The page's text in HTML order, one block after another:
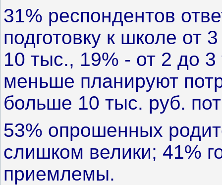
31% респондентов
подготовку к школе от
10 тыс., 19% - от 2 до
меньше планируют
больше 10 тыс. руб.
53% опрошенных
слишком велики; 41%
приемлемы.